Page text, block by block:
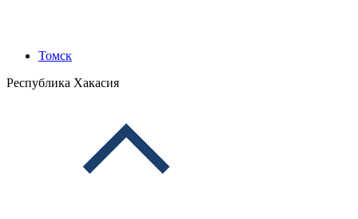
Томск
Республика Хакасия